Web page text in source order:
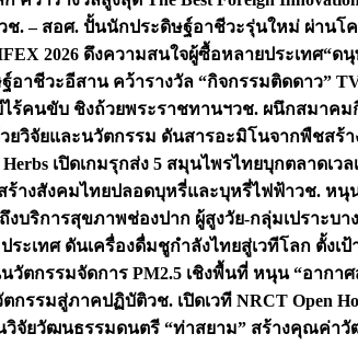
ช. – สอศ. ปั้นนักประดิษฐ์อาชีวะรุ่นใหม่ ผ่านโค
2026 ดึงความสนใจผู้ซื้อหลายประเทศ“ดนุ
าชีวะอีสาน คว้ารางวัล “กิจกรรมติดดาว”
ไร้คนขับ ชิงถ้วยพระราชทานฯวช. ผนึกสมาคม
วิจัยและนวัตกรรม ดันสารอะมิโนจากพืชสร้า
Herbs เปิดเกมรุกส่ง 5 สมุนไพรไทยบุกตลาดเ
สร้างสังคมไทยปลอดบุหรี่และบุหรี่ไฟฟ้าวช. หนุ
บริการสุขภาพช่องปาก ผู้สูงวัย-กลุ่มเปราะบา
ะเทศ ดันเครื่องดื่มชูกำลังไทยสู่เวทีโลก ตั้งเป้
วัตกรรมจัดการ PM2.5 เชิงพื้นที่ หนุน “อาก
ตกรรมสู่ภาคปฏิบัติวช. เปิดเวที NRCT Open
วิจัยวัฒนธรรมดนตรี “ท่าสยาม” สร้างคุณค่า